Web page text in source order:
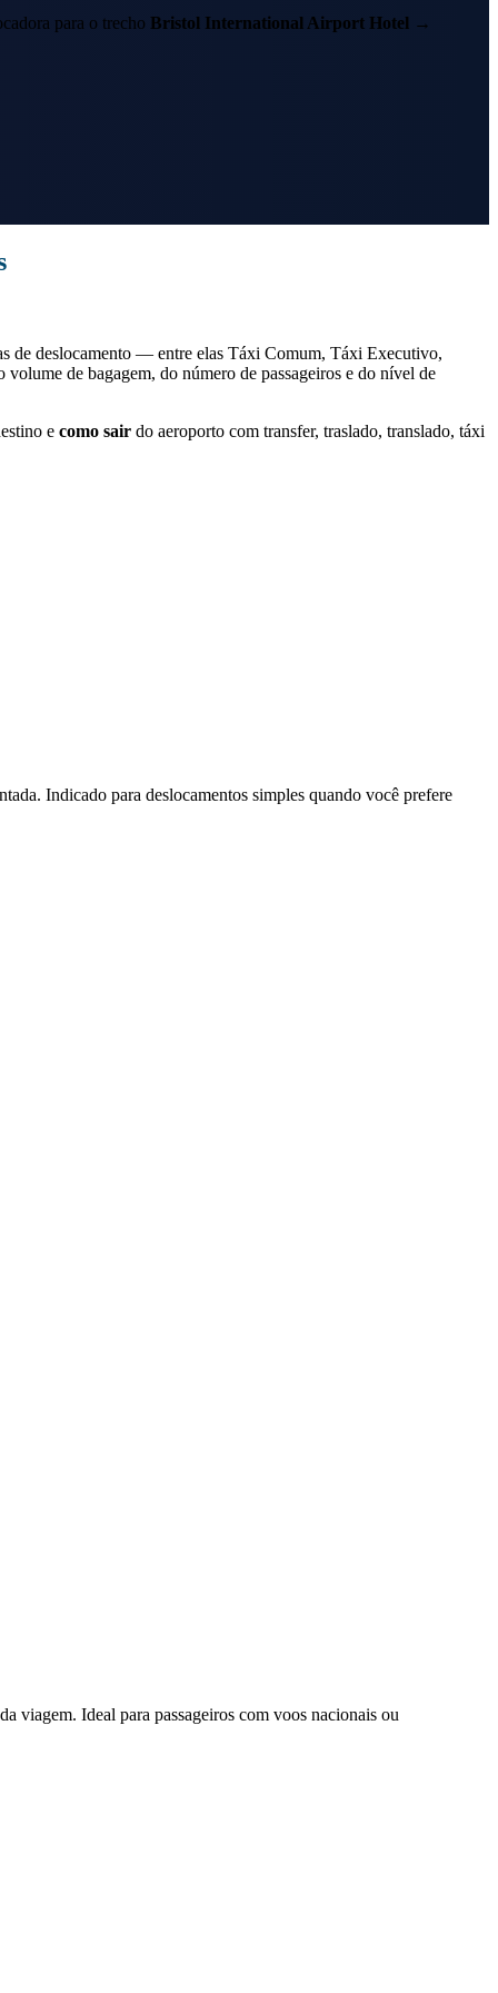
para o trecho Bristol International Airport Hotel →
de deslocamento — entre elas Táxi Comum, Táxi Executivo,
de bagagem, do número de passageiros e do nível de
e como sair do aeroporto com transfer, traslado, translado, táxi
Indicado para deslocamentos simples quando você prefere
viagem. Ideal para passageiros com voos nacionais ou